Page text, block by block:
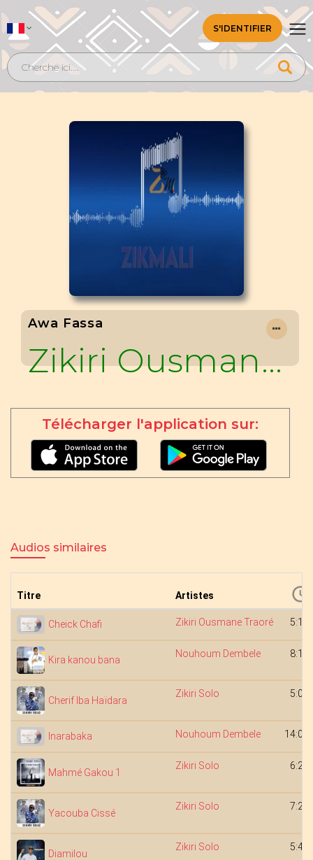
S'IDENTIFIER
Awa Fassa
Zikiri Ousmane Traoré
Télécharger l'application sur:
Audios similaires
Titre Artistes
Cheick Chafi Zikiri Ousmane Traoré 5:19
Kira kanou bana
Nouhoum Dembele 8:11
Cherif Iba Haïdara
Zikiri Solo 5:02
Inarabaka Nouhoum Dembele 14:06
Mahmé Gakou 1
Zikiri Solo 6:26
Yacouba Cissé
Zikiri Solo 7:22
Diamilou
Zikiri Solo 5:43